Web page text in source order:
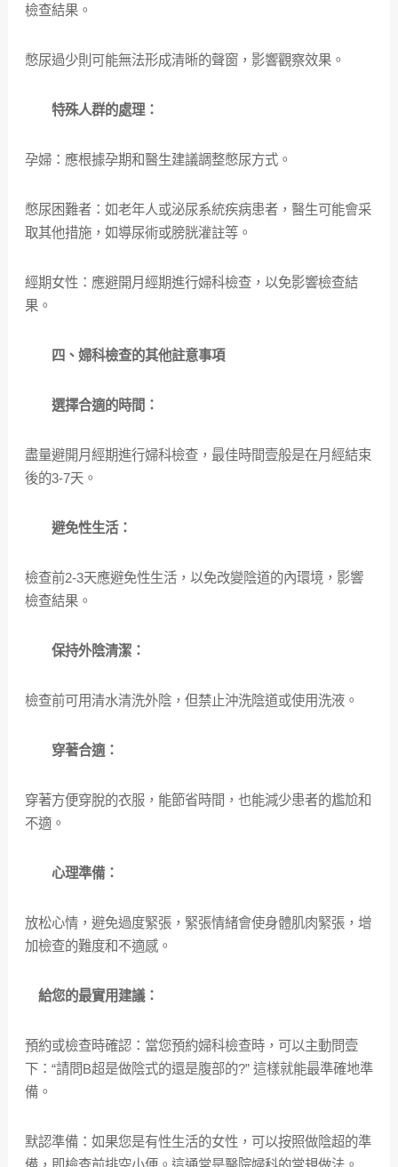
檢查結果。
憋尿過少則可能無法形成清晰的聲窗，影響觀察效果。
特殊人群的處理：
孕婦：應根據孕期和醫生建議調整憋尿方式。
憋尿困難者：如老年人或泌尿系統疾病患者，醫生可能會采
取其他措施，如導尿術或膀胱灌註等。
經期女性：應避開月經期進行婦科檢查，以免影響檢查結
果。
四、婦科檢查的其他註意事項
選擇合適的時間：
盡量避開月經期進行婦科檢查，最佳時間壹般是在月經結束
後的3-7天。
避免性生活：
檢查前2-3天應避免性生活，以免改變陰道的內環境，影響
檢查結果。
保持外陰清潔：
檢查前可用清水清洗外陰，但禁止沖洗陰道或使用洗液。
穿著合適：
穿著方便穿脫的衣服，能節省時間，也能減少患者的尷尬和
不適。
心理準備：
放松心情，避免過度緊張，緊張情緒會使身體肌肉緊張，增
加檢查的難度和不適感。
給您的最實用建議：
預約或檢查時確認：當您預約婦科檢查時，可以主動問壹
下：“請問B超是做陰式的還是腹部的?” 這樣就能最準確地準
備。
默認準備：如果您是有性生活的女性，可以按照做陰超的準